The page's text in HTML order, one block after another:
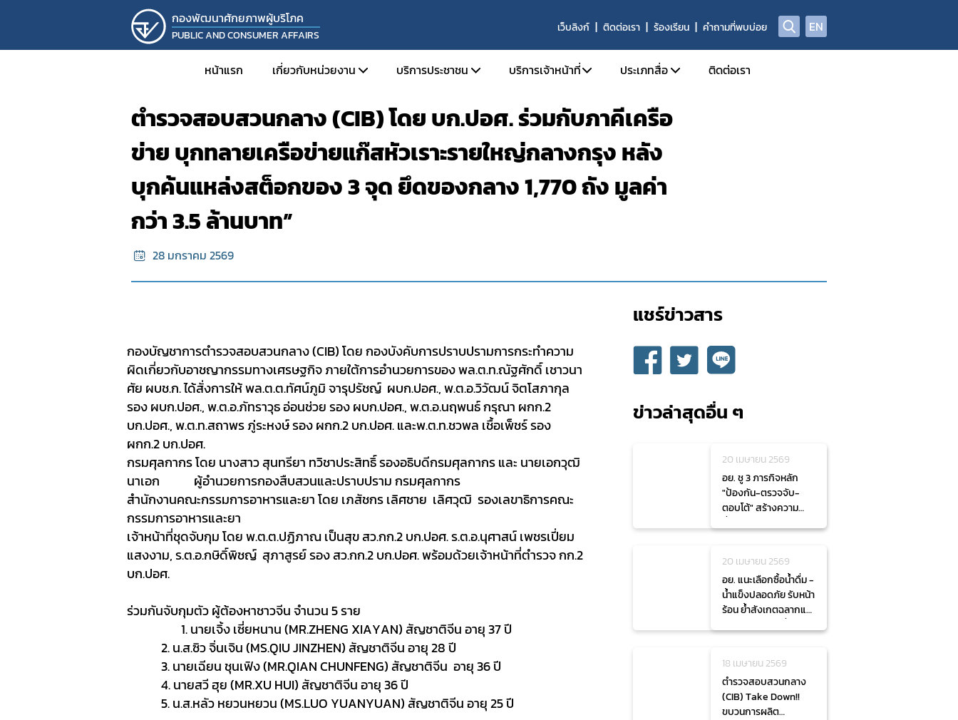
กองพัฒนาศักยภาพผู้บริโภค
PUBLIC AND CONSUMER AFFAIRS
เว็บลิงก์ ติดต่อเรา ร้องเรียน คำถามที่พบบ่อย EN
หน้าแรก เกี่ยวกับหน่วยงาน
ประวัติความเป็นมา
วิสัยทัศน์ พันธกิจ และหน้าที่ความรับผิดชอบ
โครงสร้าง
บริการประชาชน
ตรวจสอบผลิตภัณฑ์
คำถามที่พบบ่อย (FAQs)
บริการเจ้าหน้าที่
SKYNET
รายงานการวิเคราะห์ข่าวประจำวัน
รายงานผลการดำเนินงานด้านข่าวประจำสัปดาห์
รายงานผลการดำเนินงานด้านข่าวประจำเดือน
ประเภทสื่อ
ข่าวแจก
อินโฟกราฟิก
Check Sure Share
ผลิตภัณฑ์ผิดกฎหมาย
ติดต่อเรา
ตำรวจสอบสวนกลาง (CIB) โดย บก.ปอศ. ร่วมกับภาคีเครือ
ข่าย บุกทลายเครือข่ายแก๊สหัวเราะรายใหญ่กลางกรุง หลัง
บุกค้นแหล่งสต็อกของ 3 จุด ยึดของกลาง 1,770 ถัง มูลค่า
กว่า 3.5 ล้านบาท”
28 มกราคม 2569
กองบัญชาการตำรวจสอบสวนกลาง (CIB) โดย กองบังคับการปราบปรามการกระทำความ
ผิดเกี่ยวกับอาชญากรรมทางเศรษฐกิจภายใต้การอำนวยการของ พล.ต.ท.ณัฐศักดิ์ เชาวนา
ศัย ผบช.ก. ได้สั่งการให้ พล.ต.ต.ทัศน์ภูมิ จารุปรัชญ์ ผบก.ปอศ.,พ.ต.อ.วิวัฒน์ จิตโสภากุล
รอง ผบก.ปอศ.,พ.ต.อ.ภัทราวุธ อ่อนช่วย รอง ผบก.ปอศ.,พ.ต.อ.นฤพนธ์ กรุณา ผกก.2
บก.ปอศ., พ.ต.ท.สถาพร ภู่ระหงษ์ รอง ผกก.2บก.ปอศ. และพ.ต.ท.ชวพล เชื้อเพ็ชร์ รอง
ผกก.2บก.ปอศ.
กรมศุลกากร โดย นางสาว สุนทรียา ทวิชาประสิทธิ์ รองอธิบดีกรมศุลกากร และ นายเอกวุฒิ
นาเอก ผู้อำนวยการกองสืบสวนและปราบปราม กรมศุลกากร
สำนักงานคณะกรรมการอาหารและยา โดย เภสัชกร เลิศชาย เลิศวุฒิ รองเลขาธิการคณะ
กรรมการอาหารและยา
เจ้าหน้าที่ชุดจับกุม โดยพ.ต.ต.ปฏิภาณ เป็นสุข สว.กก.2 บก.ปอศ.ร.ต.อ.นุศาสน์ เพชรเปี่ยม
แสงงาม,ร.ต.อ.กษิดิ์พิชญ์ สุภาสูรย์ รอง สว.กก.2 บก.ปอศ.พร้อมด้วยเจ้าหน้าที่ตำรวจ กก.2
บก.ปอศ.
ร่วมกันจับกุมตัว ผู้ต้องหาชาวจีน จำนวน5ราย
1. นายเจิ้ง เซี่ยหนาน (MR.ZHENG XIAYAN) สัญชาติจีน อายุ 37 ปี
2. น.ส.ซิว จิ่นเจิน (MS.QIU JINZHEN) สัญชาติจีน อายุ 28 ปี
3. นายเฉียน ชุนเฟิง (MR.QIAN CHUNFENG) สัญชาติจีน อายุ 36 ปี
4. นายสวี ฮุย (MR.XU HUI) สัญชาติจีน อายุ 36 ปี
5. น.ส.หลัว หยวนหยวน (MS.LUO YUANYUAN) สัญชาติจีน อายุ 25 ปี
แชร์ข่าวสาร​
ข่าวล่าสุดอื่น ๆ
20 เมษายน 2569
อย. ชู 3 ภารกิจหลัก
"ป้องกัน-ตรวจจับ-
ตอบโต้" สร้างความ
20 เมษายน 2569
อย. แนะเลือกซื้อน้ำดื่ม -
น้ำแข็งปลอดภัย รับหน้า
ร้อน ย้ำสังเกตฉลากและ
18 เมษายน 2569
ตำรวจสอบสวนกลาง
(CIB) Take Down!!
ขบวนการผลิต